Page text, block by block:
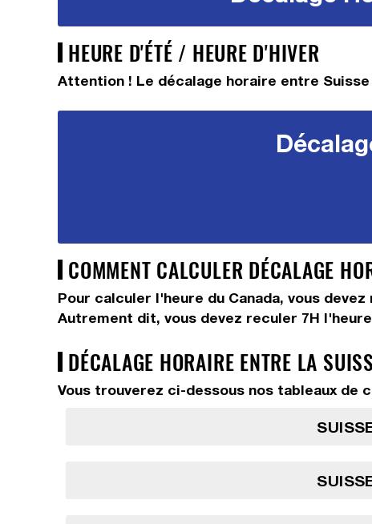
HEURE D'ÉTÉ / HEURE D'HIVER
Attention ! Le décalage horaire entre
COMMENT CALCULER DÉCALAGE
Pour calculer l'heure du Canada, vous devez
Autrement dit, vous devez reculer 7H
DÉCALAGE HORAIRE ENTRE LA
Vous trouverez ci-dessous nos tableaux de